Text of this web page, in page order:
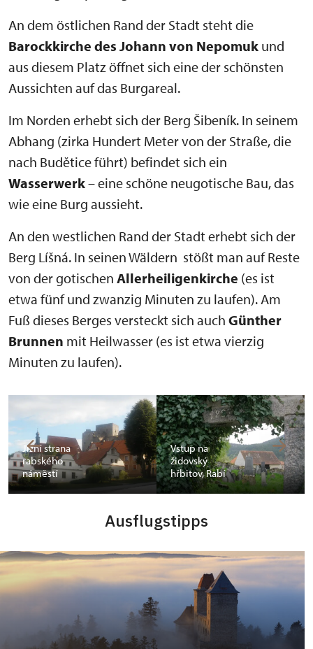
An dem östlichen Rand der Stadt steht die
Barockkirche des Johann von Nepomuk und
aus diesem Platz öffnet sich eine der schönsten
Aussichten auf das Burgareal.
Im Norden erhebt sich der Berg Šibeník. In seinem
Abhang (zirka Hundert Meter von der Straße, die
nach Budětice führt) befindet sich ein
Wasserwerk– eine schöne neugotische Bau, das
wie eine Burg aussieht.
An den westlichen Rand der Stadt erhebt sich der
Berg Líšná. In seinen Wäldern stößt man auf Reste
von der gotischen Allerheiligenkirche (es ist
etwa fünf und zwanzig Minuten zu laufen). Am
Fuß dieses Berges versteckt sich auch Günther
Brunnen mit Heilwasser (es ist etwa vierzig
Minuten zu laufen).
Jižní strana
rabského
náměstí
Vstup na
židovský
hřbitov, Rabí
Ausflugstipps